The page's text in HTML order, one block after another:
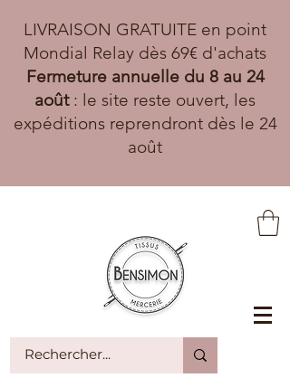
LIVRAISON GRATUITE en point
Mondial Relay dès 69€ d'achats
Fermeture annuelle du 8 au 24
août: le site reste ouvert, les
expéditions reprendront dès le 24
août